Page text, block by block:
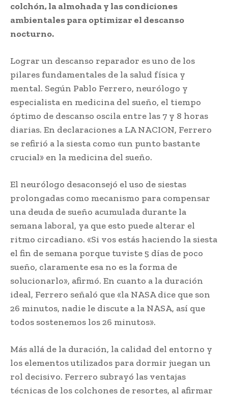
colchón, la almohada y las condiciones
ambientales para optimizar el descanso
nocturno.
Lograr un descanso reparador es uno de los
pilares fundamentales de la salud física y
mental. Según Pablo Ferrero, neurólogo y
especialista en medicina del sueño, el tiempo
óptimo de descanso oscila entre las 7 y 8 horas
diarias. En declaraciones a LA NACION, Ferrero
se refirió a la siesta como «un punto bastante
crucial» en la medicina del sueño.
El neurólogo desaconsejó el uso de siestas
prolongadas como mecanismo para compensar
una deuda de sueño acumulada durante la
semana laboral, ya que esto puede alterar el
ritmo circadiano. «Si vos estás haciendo la siesta
el fin de semana porque tuviste 5 días de poco
sueño, claramente esa no es la forma de
solucionarlo», afirmó. En cuanto a la duración
ideal, Ferrero señaló que «la NASA dice que son
26 minutos, nadie le discute a la NASA, así que
todos sostenemos los 26 minutos».
Más allá de la duración, la calidad del entorno y
los elementos utilizados para dormir juegan un
rol decisivo. Ferrero subrayó las ventajas
técnicas de los colchones de resortes, al afirmar